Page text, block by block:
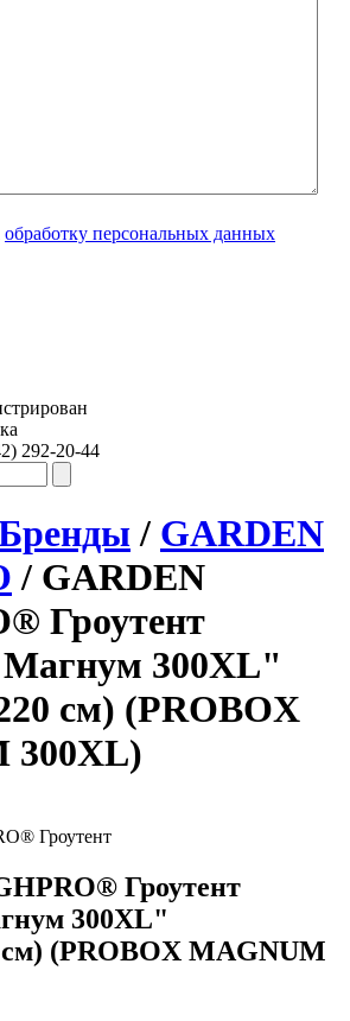
обработку персональных данных
292-20-44
/ GARDEN
/ GARDEN
Гроутент
300ХL"
см) (PROBOX
300ХL)
Гроутент
300ХL"
см) (PROBOX MAGNUM